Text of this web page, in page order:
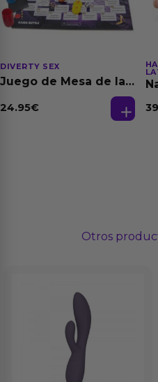
DIVERTY SEX
Juego de Mesa de las
24.95€
Otros